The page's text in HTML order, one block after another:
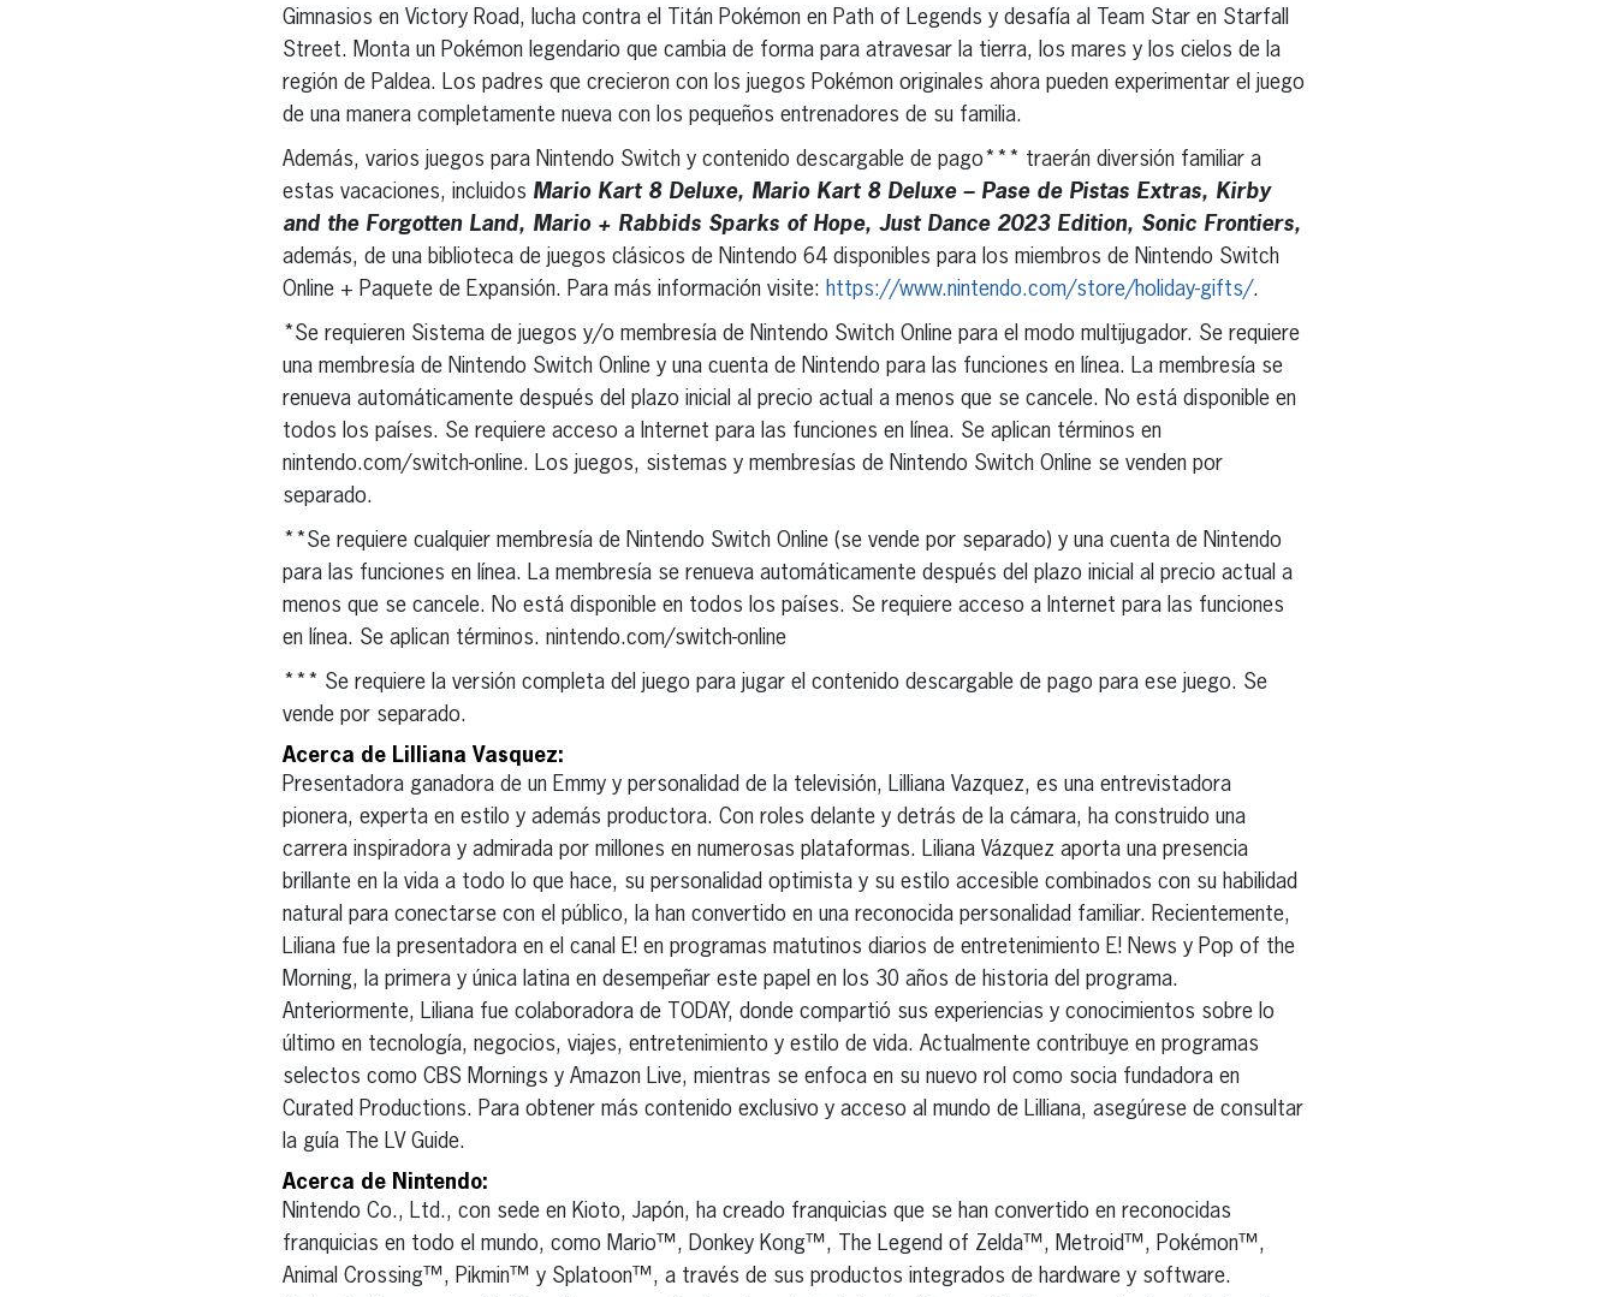
Gimnasios en Victory Road, lucha contra el Titán Pokémon en Path of Legends y desafía al Team Star en Starfall
Street. Monta un Pokémon legendario que cambia de forma para atravesar la tierra, los mares y los cielos de la
región de Paldea. Los padres que crecieron con los juegos Pokémon originales ahora pueden experimentar el juego
de una manera completamente nueva con los pequeños entrenadores de su familia.
Además, varios juegos para Nintendo Switch y contenido descargable de pago*** traerán diversión familiar a
estas vacaciones, incluidos Mario Kart 8 Deluxe, Mario Kart 8 Deluxe – Pase de Pistas Extras, Kirby
and the Forgotten Land, Mario + Rabbids Sparks of Hope, Just Dance 2023 Edition, Sonic Frontiers,
además, de una biblioteca de juegos clásicos de Nintendo 64 disponibles para los miembros de Nintendo Switch
Online + Paquete de Expansión. Para más información visite: https://www.nintendo.com/store/holiday-gifts/.
*Se requieren Sistema de juegos y/o membresía de Nintendo Switch Online para el modo multijugador. Se requiere
una membresía de Nintendo Switch Online y una cuenta de Nintendo para las funciones en línea. La membresía se
renueva automáticamente después del plazo inicial al precio actual a menos que se cancele. No está disponible en
todos los países. Se requiere acceso a Internet para las funciones en línea. Se aplican términos en
nintendo.com/switch-online. Los juegos, sistemas y membresías de Nintendo Switch Online se venden por
separado.
**Se requiere cualquier membresía de Nintendo Switch Online (se vende por separado) y una cuenta de Nintendo
para las funciones en línea. La membresía se renueva automáticamente después del plazo inicial al precio actual a
menos que se cancele. No está disponible en todos los países. Se requiere acceso a Internet para las funciones
en línea. Se aplican términos. nintendo.com/switch-online
*** Se requiere la versión completa del juego para jugar el contenido descargable de pago para ese juego. Se
vende por separado.
Acerca de Lilliana Vasquez:
Presentadora ganadora de un Emmy y personalidad de la televisión, Lilliana Vazquez, es una entrevistadora
pionera, experta en estilo y además productora. Con roles delante y detrás de la cámara, ha construido una
carrera inspiradora y admirada por millones en numerosas plataformas. Liliana Vázquez aporta una presencia
brillante en la vida a todo lo que hace, su personalidad optimista y su estilo accesible combinados con su habilidad
natural para conectarse con el público, la han convertido en una reconocida personalidad familiar. Recientemente,
Liliana fue la presentadora en el canal E! en programas matutinos diarios de entretenimiento E! News y Pop of the
Morning, la primera y única latina en desempeñar este papel en los 30 años de historia del programa.
Anteriormente, Liliana fue colaboradora de TODAY, donde compartió sus experiencias y conocimientos sobre lo
último en tecnología, negocios, viajes, entretenimiento y estilo de vida. Actualmente contribuye en programas
selectos como CBS Mornings y Amazon Live, mientras se enfoca en su nuevo rol como socia fundadora en
Curated Productions. Para obtener más contenido exclusivo y acceso al mundo de Lilliana, asegúrese de consultar
la guía The LV Guide.
Acerca de Nintendo:
Nintendo Co., Ltd., con sede en Kioto, Japón, ha creado franquicias que se han convertido en reconocidas
franquicias en todo el mundo, como Mario™, Donkey Kong™, The Legend of Zelda™, Metroid™, Pokémon™,
Animal Crossing™, Pikmin™ y Splatoon™, a través de sus productos integrados de hardware y software.